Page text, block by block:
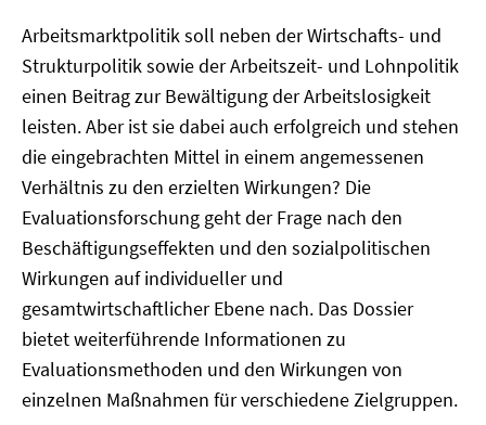
Arbeitsmarktpolitik soll neben der Wirtschafts- und
Strukturpolitik sowie der Arbeitszeit- und Lohnpolitik
einen Beitrag zur Bewältigung der Arbeitslosigkeit
leisten. Aber ist sie dabei auch erfolgreich und stehen
die eingebrachten Mittel in einem angemessenen
Verhältnis zu den erzielten Wirkungen? Die
Evaluationsforschung geht der Frage nach den
Beschäftigungseffekten und den sozialpolitischen
Wirkungen auf individueller und
gesamtwirtschaftlicher Ebene nach. Das Dossier
bietet weiterführende Informationen zu
Evaluationsmethoden und den Wirkungen von
einzelnen Maßnahmen für verschiedene Zielgruppen.